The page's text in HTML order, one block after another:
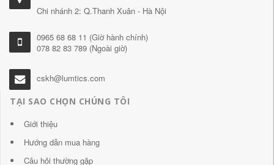
Chi nhánh 2: Q.Thanh Xuân - Hà Nội
0965 68 68 11 (Giờ hành chính)
078 82 83 789 (Ngoài giờ)
cskh@lumtics.com
TẠI SAO CHỌN CHÚNG TÔI
Giới thiệu
Hướng dẫn mua hàng
Câu hỏi thường gặp